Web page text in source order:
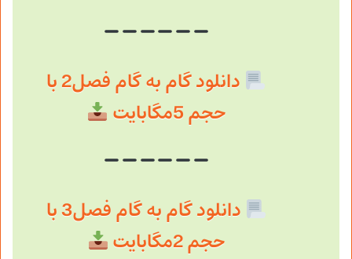
دانلود گام به گام فصل2 با
حجم 5مگابایت
دانلود گام به گام فصل3 با
حجم 2مگابایت